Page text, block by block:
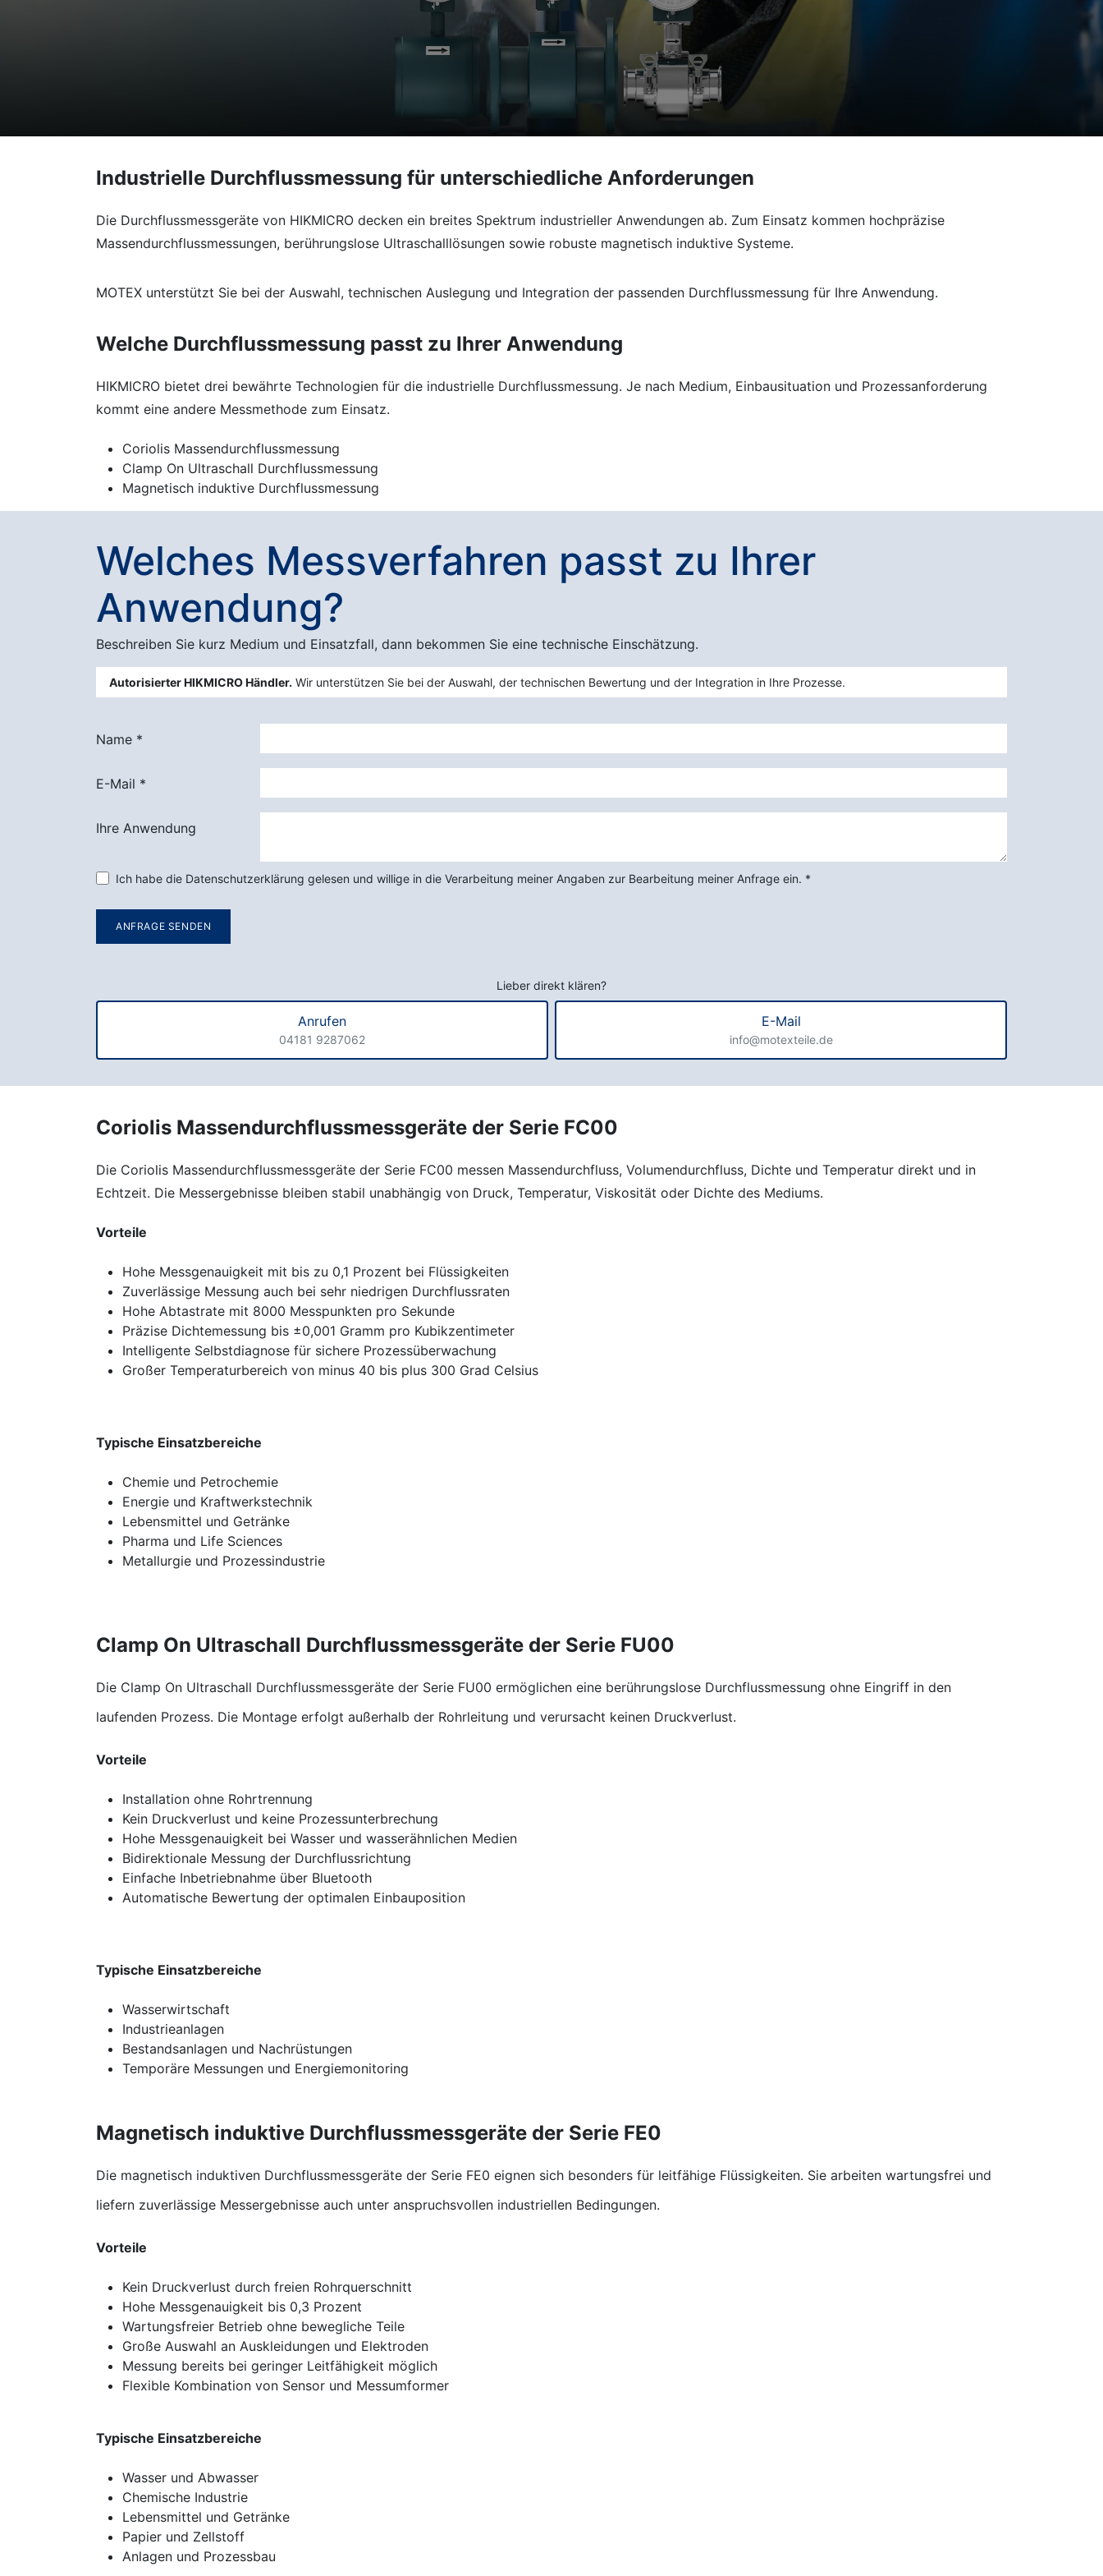
Industrielle Durchflussmessung für unterschiedliche Anforderungen
Die Durchflussmessgeräte von HIKMICRO decken ein breites Spektrum industrieller Anwendungen ab. Zum Einsatz kommen hochpräzise
Massendurchflussmessungen, berührungslose Ultraschalllösungen sowie robuste magnetisch induktive Systeme.
MOTEX unterstützt Sie bei der Auswahl, technischen Auslegung und Integration der passenden Durchflussmessung für Ihre Anwendung.
Welche Durchflussmessung passt zu Ihrer Anwendung
HIKMICRO bietet drei bewährte Technologien für die industrielle Durchflussmessung. Je nach Medium, Einbausituation und Prozessanforderung
kommt eine andere Messmethode zum Einsatz.
Coriolis Massendurchflussmessung
Clamp On Ultraschall Durchflussmessung
Magnetisch induktive Durchflussmessung
Welches Messverfahren passt zu Ihrer
Anwendung?
Beschreiben Sie kurz Medium und Einsatzfall, dann bekommen Sie eine technische Einschätzung.
Autorisierter HIKMICRO Händler. Wir unterstützen Sie bei der Auswahl, der technischen Bewertung und der Integration in Ihre Prozesse.
Name *
E-Mail *
Ihre Anwendung
Ich habe die Datenschutzerklärung gelesen und willige in die Verarbeitung meiner Angaben zur Bearbeitung meiner Anfrage ein. *
ANFRAGE SENDEN
Lieber direkt klären?
Anrufen
04181 9287062
E-Mail
info@motexteile.de
​ Coriolis Massendurchflussmessgeräte der Serie FC00
Die Coriolis Massendurchflussmessgeräte der Serie FC00 messen Massendurchfluss, Volumendurchfluss, Dichte und Temperatur direkt und in
Echtzeit. Die Messergebnisse bleiben stabil unabhängig von Druck, Temperatur, Viskosität oder Dichte des Mediums.
Vorteile
Hohe Messgenauigkeit mit bis zu 0,1 Prozent bei Flüssigkeiten
Zuverlässige Messung auch bei sehr niedrigen Durchflussraten
Hohe Abtastrate mit 8000 Messpunkten pro Sekunde
Präzise Dichtemessung bis ±0,001 Gramm pro Kubikzentimeter
Intelligente Selbstdiagnose für sichere Prozessüberwachung
Großer Temperaturbereich von minus 40 bis plus 300 Grad Celsius
Typische Einsatzbereiche
Chemie und Petrochemie
Energie und Kraftwerkstechnik
Lebensmittel und Getränke
Pharma und Life Sciences
Metallurgie und Prozessindustrie
​ Clamp On Ultraschall Durchflussmessgeräte der Serie FU00
Die Clamp On Ultraschall Durchflussmessgeräte der Serie FU00 ermöglichen eine berührungslose Durchflussmessung ohne Eingriff in den
laufenden Prozess. Die Montage erfolgt außerhalb der Rohrleitung und verursacht keinen Druckverlust.
Vorteile
Installation ohne Rohrtrennung
Kein Druckverlust und keine Prozessunterbrechung
Hohe Messgenauigkeit bei Wasser und wasserähnlichen Medien
Bidirektionale Messung der Durchflussrichtung
Einfache Inbetriebnahme über Bluetooth
Automatische Bewertung der optimalen Einbauposition
Typische Einsatzbereiche
Wasserwirtschaft
Industrieanlagen
Bestandsanlagen und Nachrüstungen
Temporäre Messungen und Energiemonitoring
Magnetisch induktive Durchflussmessgeräte der Serie FE0
Die magnetisch induktiven Durchflussmessgeräte der Serie FE0 eignen sich besonders für leitfähige Flüssigkeiten. Sie arbeiten wartungsfrei und
liefern zuverlässige Messergebnisse auch unter anspruchsvollen industriellen Bedingungen.
Vorteile
Kein Druckverlust durch freien Rohrquerschnitt
Hohe Messgenauigkeit bis 0,3 Prozent
Wartungsfreier Betrieb ohne bewegliche Teile
Große Auswahl an Auskleidungen und Elektroden
Messung bereits bei geringer Leitfähigkeit möglich
Flexible Kombination von Sensor und Messumformer
Typische Einsatzbereiche
Wasser und Abwasser
Chemische Industrie
Lebensmittel und Getränke
Papier und Zellstoff
Anlagen und Prozessbau